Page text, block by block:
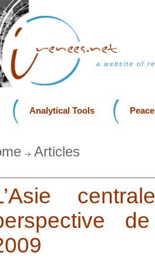
a website of
Analytical Tools
Articles